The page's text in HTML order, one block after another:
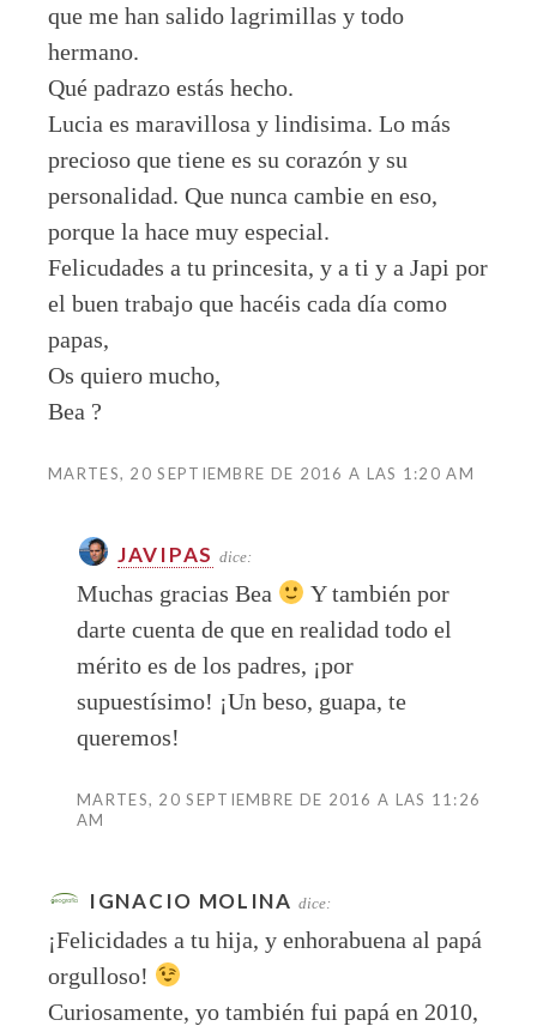
que me han salido lagrimillas y todo
hermano.
Qué padrazo estás hecho.
Lucia es maravillosa y lindisima. Lo más
precioso que tiene es su corazón y su
personalidad. Que nunca cambie en eso,
porque la hace muy especial.
Felicudades a tu princesita, y a ti y a Japi por
el buen trabajo que hacéis cada día como
papas,
Os quiero mucho,
Bea ?
MARTES, 20 SEPTIEMBRE DE 2016 A LAS 1:20 AM
JAVIPAS dice:
Muchas gracias Bea
Y también por
darte cuenta de que en realidad todo el
mérito es de los padres, ¡por
supuestísimo! ¡Un beso, guapa, te
queremos!
MARTES, 20 SEPTIEMBRE DE 2016 A LAS 11:26
AM
IGNACIO MOLINA dice:
¡Felicidades a tu hija, y enhorabuena al papá
orgulloso!
Curiosamente, yo también fui papá en 2010,